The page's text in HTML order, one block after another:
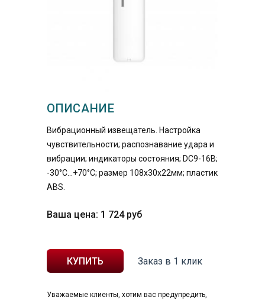
ОПИСАНИЕ
Вибрационный извещатель. Настройка
чувствительности; распознавание удара и
вибрации; индикаторы состояния; DC9-16В;
-30°C...+70°C; размер 108х30х22мм; пластик
ABS.
Ваша цена: 1 724 руб
Заказ в 1 клик
Уважаемые клиенты, хотим вас предупредить,